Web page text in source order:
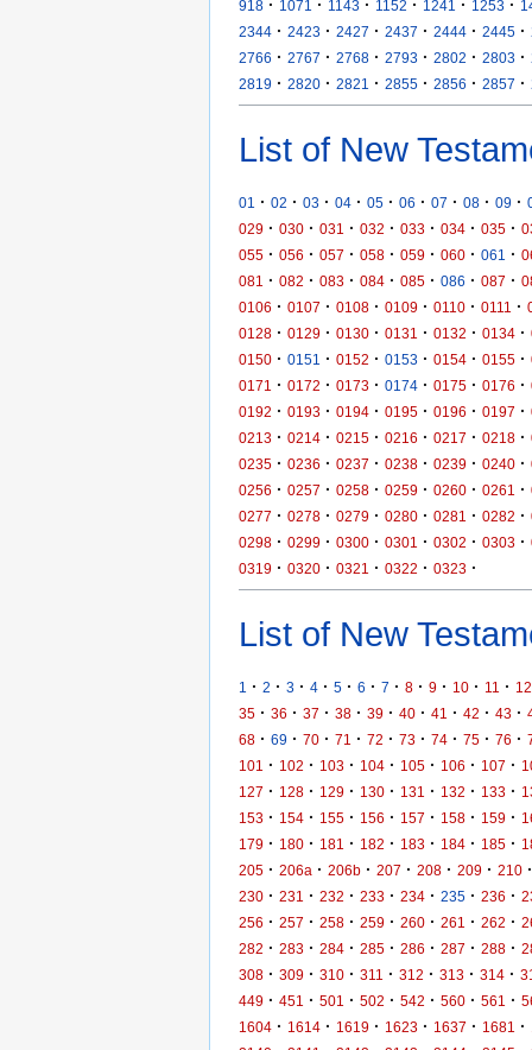
918 · 1071 · 1143 · 1152 · 1241 · 1253 ·
2344 · 2423 · 2427 · 2437 · 2444 · 2445 ·
2766 · 2767 · 2768 · 2793 · 2802 · 2803 ·
2819 · 2820 · 2821 · 2855 · 2856 · 2857 ·
List of New
01 · 02 · 03 · 04 · 05 · 06 · 07 · 08 · 09 ·
029 · 030 · 031 · 032 · 033 · 034 · 035 ·
055 · 056 · 057 · 058 · 059 · 060 · 061 ·
081
· 082 · 083 · 084 · 085 · 086 · 087 ·
0106 · 0107 · 0108 · 0109 · 0110 · 0111 ·
0128 · 0129 · 0130 · 0131 · 0132 · 0134 ·
0150 · 0151 · 0152 · 0153 · 0154 · 0155 ·
0171
· 0172 · 0173 · 0174 · 0175 · 0176 ·
0192 · 0193 · 0194 · 0195 · 0196 · 0197 ·
0213 · 0214 · 0215 · 0216 · 0217 · 0218 ·
0235 · 0236 · 0237 · 0238 · 0239 · 0240 ·
0256 · 0257 · 0258 · 0259 · 0260 · 0261 ·
0277 · 0278 · 0279 · 0280 · 0281 · 0282 ·
0298 · 0299 · 0300 · 0301 · 0302 · 0303 ·
0319 · 0320 · 0321 · 0322 · 0323 ·
List of New
1 · 2 · 3 · 4 · 5 · 6 · 7 · 8 · 9 · 10 · 11 · 12
35 · 36 · 37 · 38 · 39 · 40 · 41 · 42 · 43 ·
68 · 69 · 70 · 71 · 72 · 73 · 74 · 75 · 76 ·
101
· 102 · 103 · 104 · 105 · 106 · 107 ·
127 · 128 · 129 · 130 · 131 · 132 · 133 ·
153 · 154 · 155 · 156 · 157 · 158 · 159 ·
179 · 180 · 181 · 182 · 183 · 184 · 185 ·
205 · 206a · 206b · 207 · 208 · 209 · 210 ·
230 · 231 · 232 · 233 · 234 · 235 · 236 ·
256 · 257 · 258 · 259 · 260 · 261 · 262 ·
282 · 283 · 284 · 285 · 286 · 287 · 288 ·
308 · 309 · 310 · 311 · 312 · 313 · 314 ·
449 · 451 · 501 · 502 · 542 · 560 · 561 ·
1604 · 1614 · 1619 · 1623 · 1637 · 1681 ·